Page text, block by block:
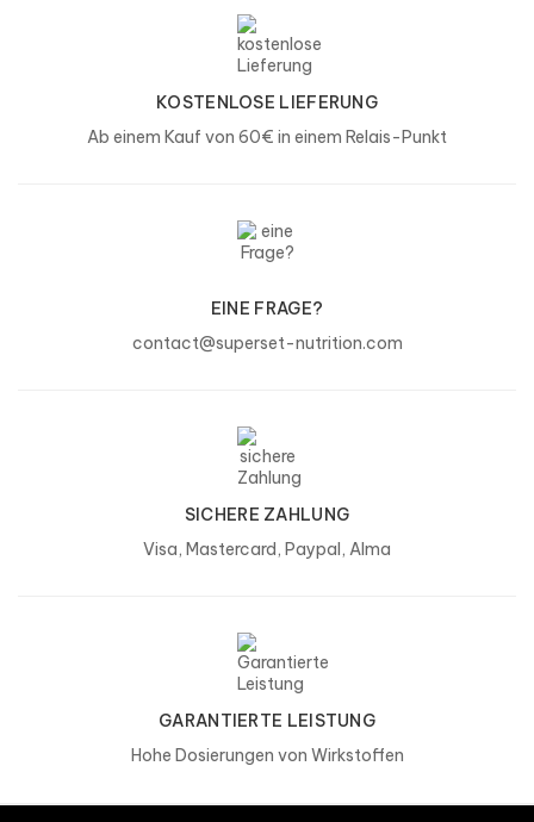
KOSTENLOSE LIEFERUNG
Ab einem Kauf von 60€ in einem Relais-Punkt
EINE FRAGE?
contact@superset-nutrition.com
SICHERE ZAHLUNG
Visa, Mastercard, Paypal, Alma
GARANTIERTE LEISTUNG
Hohe Dosierungen von Wirkstoffen